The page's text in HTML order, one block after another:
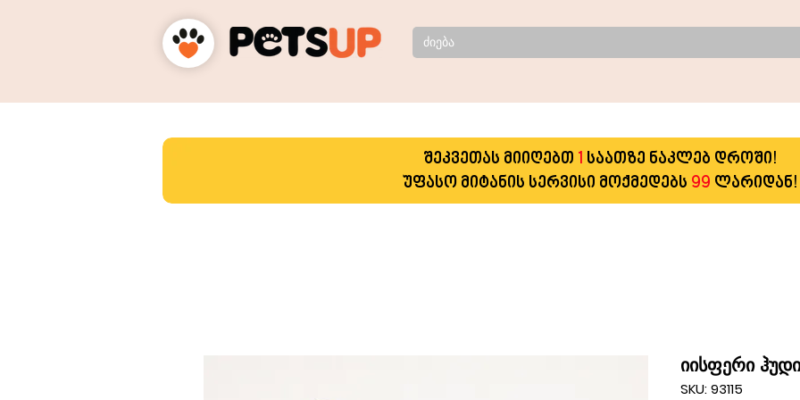
შეკვეთას მიიღებთ 1 საათზე ნაკლებ დროში!
უფასო მიტანის სერვისი მოქმედებს 99 ლარიდან!
იისფერი
SKU: 93115